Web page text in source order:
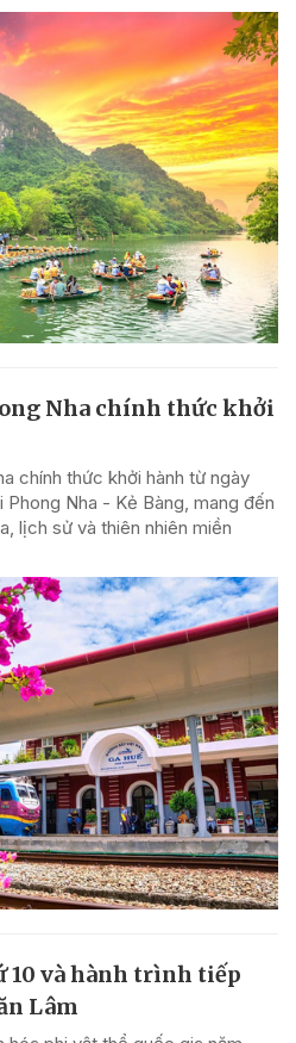
Nha chính thức khởi
chính thức khởi hành từ ngày
Nha - Kẻ Bàng, mang đến
lịch sử và thiên nhiên miền
10 và hành trình tiếp
Lâm